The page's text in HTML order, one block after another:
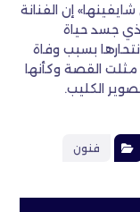
إن الفنانة
جسد حياة
بسبب وفاة
مثلت القصة وكأنها
الكليب.
فنون